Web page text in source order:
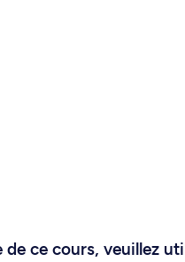
ce cours, veuillez